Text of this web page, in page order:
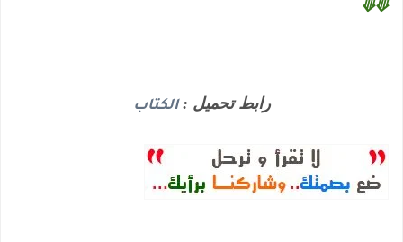
⟱⟱
رابط تحميل : الكتاب